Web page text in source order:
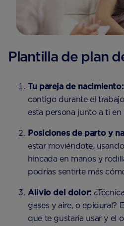
Plantilla de plan
Tu pareja de nacimiento:
contigo durante el
esta persona junto a ti
Posiciones de parto y
estar moviéndote,
hincada en manos y
podrías sentirte más
Alivio del dolor:
gases y aire, o epidural?
que te gustaría usar y el